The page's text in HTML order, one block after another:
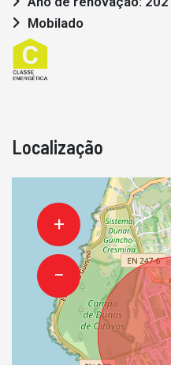
Mobilado
Localização
+
−